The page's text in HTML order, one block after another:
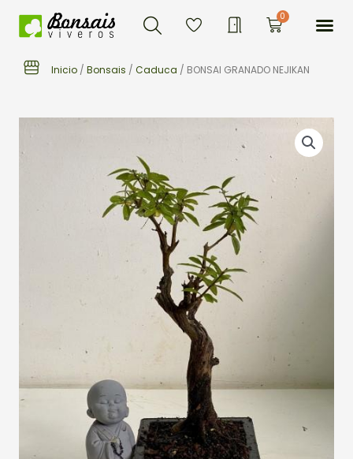
Buscar 0Carrito
Inicio / Bonsais / Caduca / BONSAI GRANADO NEJIKAN